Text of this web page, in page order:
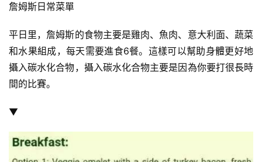
詹姆斯日常菜單
平日里，詹姆斯的食物主要是雞肉、魚肉、意大利面、蔬菜
和水果組成，每天需要進食6餐。這樣可以幫助身體更好地
攝入碳水化合物，攝入碳水化合物主要是因為你要打很長時
間的比賽。
▼